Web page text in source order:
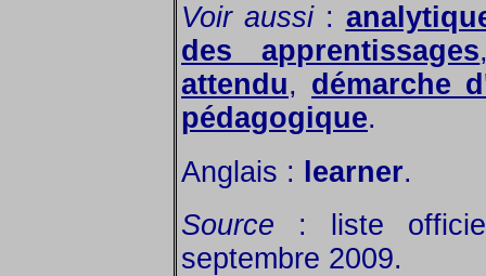
Voir aussi:
des apprentissages
attendu, démarche
pédagogique.
Anglais :
learner.
Source : liste
septembre 2009.